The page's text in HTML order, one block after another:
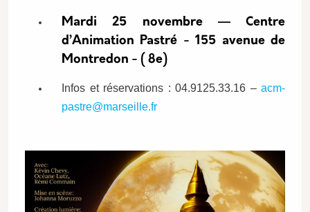
Mardi 25 novembre — Centre
d’Animation Pastré - 155 avenue de
Montredon - ( 8e)
Infos et réservations : 04.9125.33.16 – acm-
pastre@marseille.fr